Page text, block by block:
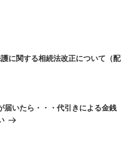
に関する相続法改正について（配
届いたら・・・代引きによる金銭